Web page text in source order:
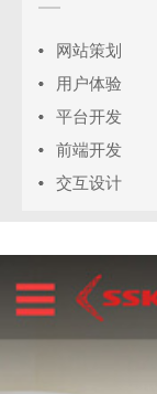
网站策划
用户体验
平台开发
前端开发
交互设计